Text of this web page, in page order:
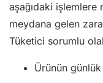
aşağıdaki işlemlere
meydana gelen
Tüketici sorumlu
Ürünün